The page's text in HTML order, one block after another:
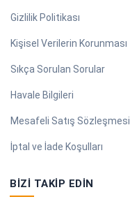
Gizlilik Politikası
Kişisel Verilerin Korunması
Sıkça Sorulan Sorular
Havale Bilgileri
Mesafeli Satış Sözleşmesi
İptal ve İade Koşulları
BIZI TAKIP EDIN